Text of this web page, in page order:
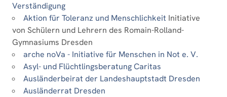
Verständigung
Aktion für Toleranz und Menschlichkeit Initiative
von Schülern und Lehrern des Romain-Rolland-
Gymnasiums Dresden
arche noVa - Initiative für Menschen in Not e. V.
Asyl- und Flüchtlingsberatung Caritas
Ausländerbeirat der Landeshauptstadt Dresden
Ausländerrat Dresden